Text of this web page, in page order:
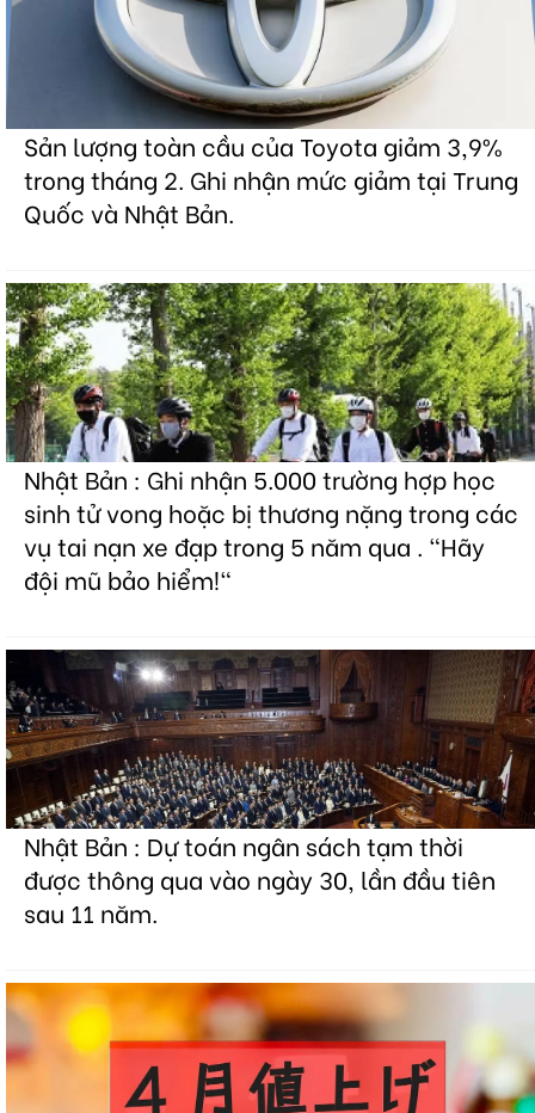
Sản lượng toàn cầu của Toyota giảm 3,9%
trong tháng 2. Ghi nhận mức giảm tại Trung
Quốc và Nhật Bản.
Nhật Bản : Ghi nhận 5.000 trường hợp học
sinh tử vong hoặc bị thương nặng trong các
vụ tai nạn xe đạp trong 5 năm qua . "Hãy
đội mũ bảo hiểm!"
Nhật Bản : Dự toán ngân sách tạm thời
được thông qua vào ngày 30, lần đầu tiên
sau 11 năm.